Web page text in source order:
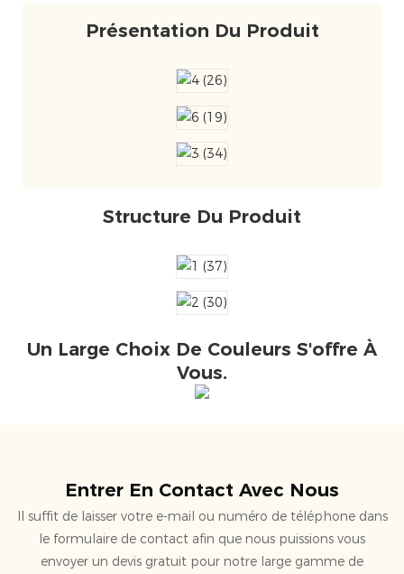
Présentation Du Produit
Structure Du Produit
Un Large Choix De Couleurs S'offre À
Vous.
Entrer En Contact Avec Nous
Il suffit de laisser votre e-mail ou numéro de téléphone dans
le formulaire de contact afin que nous puissions vous
envoyer un devis gratuit pour notre large gamme de